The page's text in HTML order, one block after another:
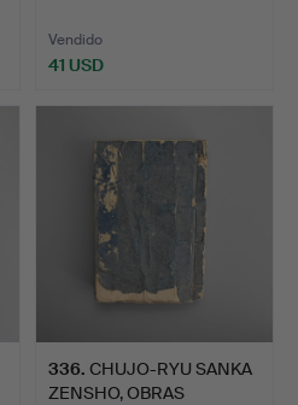
Vendido
41 USD
336. CHUJO-RYU SANKA
ZENSHO, OBRAS